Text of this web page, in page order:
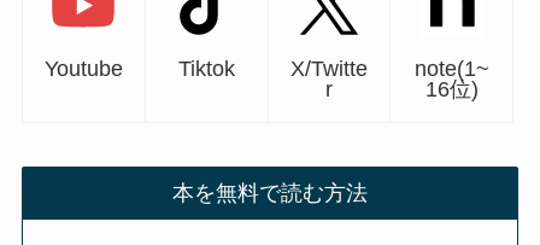
Youtube Tiktok
X/Twitte
r
note(1~
16位)
本を無料で読む方法